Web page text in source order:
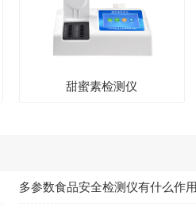
甜蜜素检测仪
多参数食品安全检测仪有什么作用